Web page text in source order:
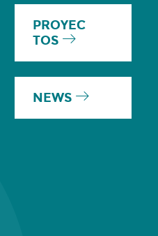
PROYEC
TOS
NEWS